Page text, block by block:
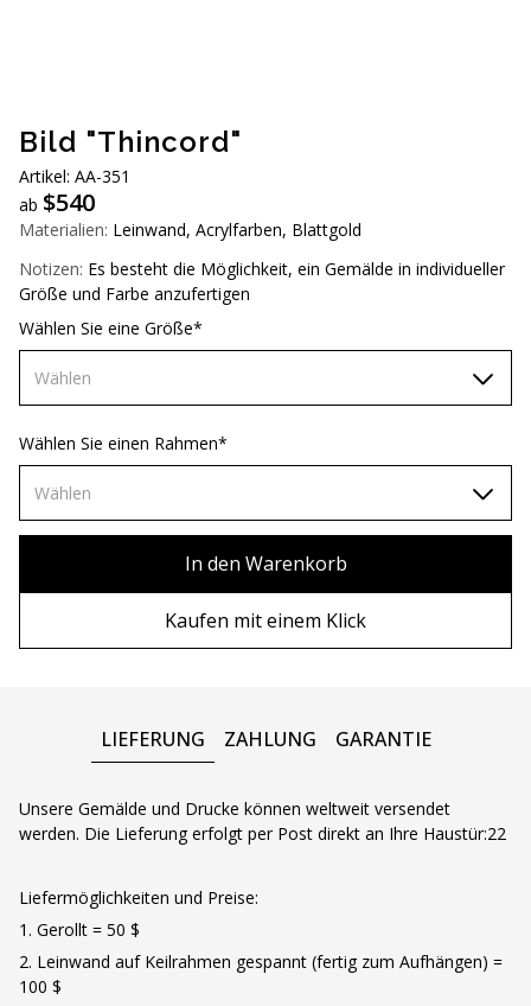
Bild "Thincord"
Artikel: АA-351
ab $540
Materialien: Leinwand, Acrylfarben, Blattgold
Notizen: Es besteht die Möglichkeit, ein Gemälde in individueller
Größe und Farbe anzufertigen
Wählen Sie eine Größe*
Wählen
60х90 см
70х100 см
Wählen Sie einen Rahmen*
Wählen
In den Warenkorb
Kaufen mit einem Klick
LIEFERUNG ZAHLUNG GARANTIE
Unsere Gemälde und Drucke können weltweit versendet
werden. Die Lieferung erfolgt per Post direkt an Ihre Haustür:22
Liefermöglichkeiten und Preise:
1. Gerollt = 50 $
2. Leinwand auf Keilrahmen gespannt (fertig zum Aufhängen) =
100 $